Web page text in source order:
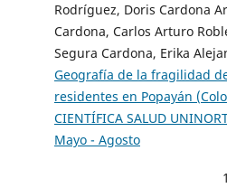
Rodríguez, Doris Cardona
Cardona, Carlos Arturo
Segura Cardona, Erika
Geografía de la fragilidad
residentes en Popayán
CIENTÍFICA SALUD
Mayo - Agosto